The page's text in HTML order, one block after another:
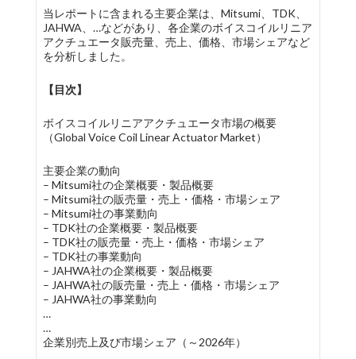
当レポートに含まれる主要企業は、Mitsumi、TDK、
JAHWA、…などがあり、各企業のボイスコイルリニア
アクチュエータ販売量、売上、価格、市場シェアなど
を分析しました。
【目次】
ボイスコイルリニアアクチュエータ市場の概要
（Global Voice Coil Linear Actuator Market）
主要企業の動向
– Mitsumi社の企業概要・製品概要
– Mitsumi社の販売量・売上・価格・市場シェア
– Mitsumi社の事業動向
– TDK社の企業概要・製品概要
– TDK社の販売量・売上・価格・市場シェア
– TDK社の事業動向
– JAHWA社の企業概要・製品概要
– JAHWA社の販売量・売上・価格・市場シェア
– JAHWA社の事業動向
…
…
企業別売上及び市場シェア（～2026年）